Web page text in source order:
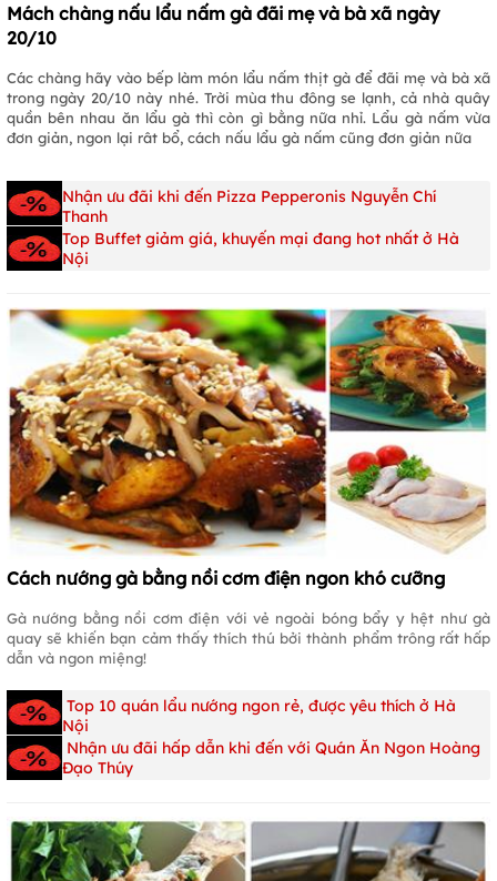
Mách chàng nấu lẩu nấm gà đãi mẹ và bà xã ngày
20/10
Các chàng hãy vào bếp làm món lẩu nấm thịt gà để đãi mẹ và bà xã
trong ngày 20/10 này nhé. Trời mùa thu đông se lạnh, cả nhà quây
quần bên nhau ăn lẩu gà thì còn gì bằng nữa nhỉ. Lẩu gà nấm vừa
đơn giản, ngon lại rât bổ, cách nấu lẩu gà nấm cũng đơn giản nữa
Nhận ưu đãi khi đến Pizza Pepperonis Nguyễn Chí
Thanh
Top Buffet giảm giá, khuyến mại đang hot nhất ở Hà
Nội
Cách nướng gà bằng nồi cơm điện ngon khó cưỡng
Gà nướng bằng nồi cơm điện với vẻ ngoài bóng bẩy y hệt như gà
quay sẽ khiến bạn cảm thấy thích thú bởi thành phẩm trông rất hấp
dẫn và ngon miệng!
Top 10 quán lẩu nướng ngon rẻ, được yêu thích ở Hà
Nội
Nhận ưu đãi hấp dẫn khi đến với Quán Ăn Ngon Hoàng
Đạo Thúy